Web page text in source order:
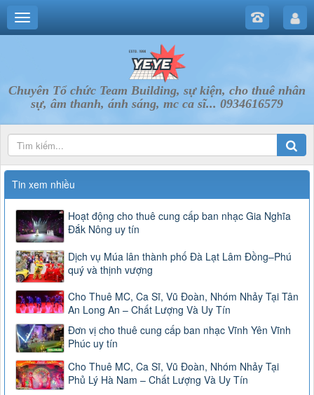
Chuyên Tổ chức Team Building, sự kiện, cho thuê nhân
sự, âm thanh, ánh sáng, mc ca sĩ... 0934616579
Tin xem nhiều
Hoạt động cho thuê cung cấp ban nhạc Gia Nghĩa
Đắk Nông uy tín
Dịch vụ Múa lân thành phố Đà Lạt Lâm Đồng–Phú
quý và thịnh vượng
Cho Thuê MC, Ca Sĩ, Vũ Đoàn, Nhóm Nhảy Tại Tân
An Long An – Chất Lượng Và Uy Tín
Đơn vị cho thuê cung cấp ban nhạc Vĩnh Yên Vĩnh
Phúc uy tín
Cho Thuê MC, Ca Sĩ, Vũ Đoàn, Nhóm Nhảy Tại
Phủ Lý Hà Nam – Chất Lượng Và Uy Tín